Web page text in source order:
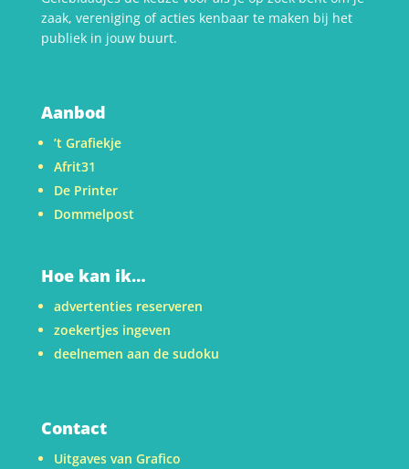
zaak, vereniging of acties kenbaar te maken bij het
publiek in jouw buurt.
Aanbod
’t Grafiekje
Afrit31
De Printer
Dommelpost
Hoe kan ik…
advertenties reserveren
zoekertjes ingeven
deelnemen aan de sudoku
Contact
Uitgaves van Grafico